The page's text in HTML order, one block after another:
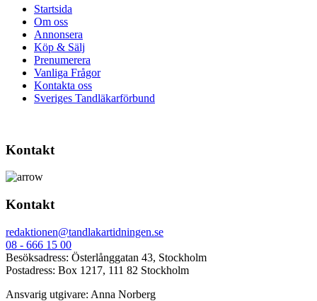
Startsida
Om oss
Annonsera
Köp & Sälj
Prenumerera
Vanliga Frågor
Kontakta oss
Sveriges Tandläkarförbund
Kontakt
Kontakt
redaktionen@tandlakartidningen.se
08 - 666 15 00
Besöksadress: Österlånggatan 43, Stockholm
Postadress: Box 1217, 111 82 Stockholm
Ansvarig utgivare: Anna Norberg